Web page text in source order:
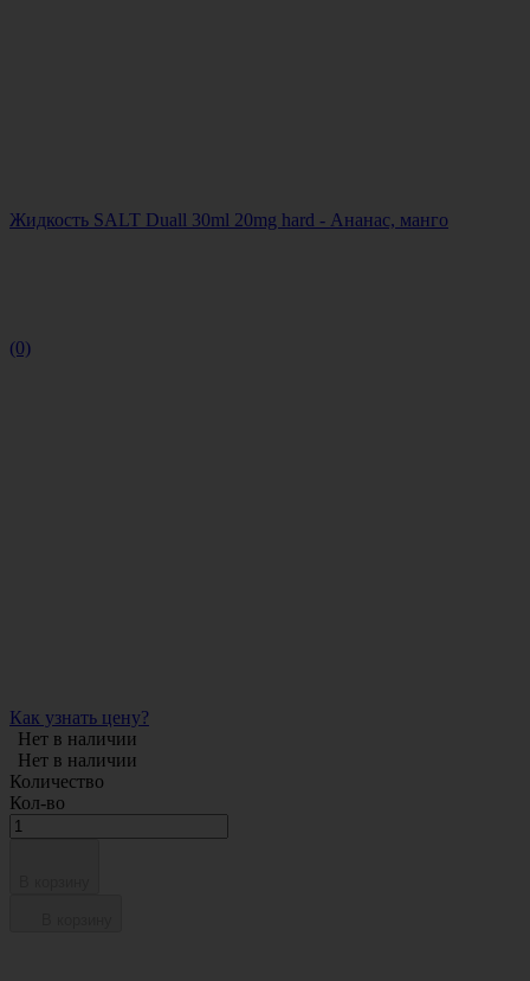
Жидкость SALT Duall 30ml 20mg hard - Ананас, манго
(0)
Как узнать цену?
Нет в наличии
Нет в наличии
Количество
Кол-во